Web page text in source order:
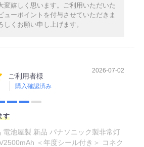
変嬉しく思います。ご利用いただいた
ューポイントを付与させていただきま
しくお願い申し上げます。
ご利用者様
購入確認済み
2026-07-02
す
電池屋製 新品 パナソニック製非常灯
＜年度シール付き＞ コネク